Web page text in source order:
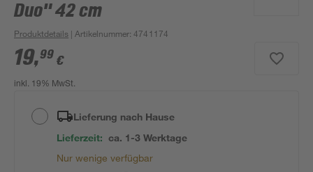
Duo" 42 cm
Produktdetails | Artikelnummer:4741174
19,99 €
inkl. 19% MwSt.
Lieferung nach Hause
Lieferzeit: ca. 1-3 Werktage
Nur wenige verfügbar